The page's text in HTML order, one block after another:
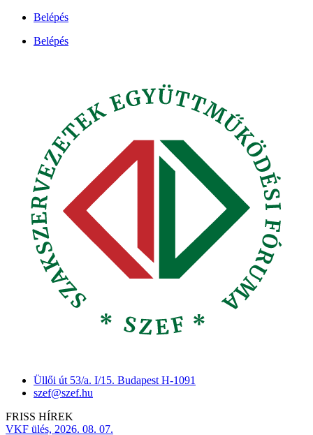
Ugrás
tartalomhoz
Belépés
Belépés
Üllői út 53/a. I/15. Budapest H-1091
szef@szef.hu
FRISS HÍREK
VKF ülés, 2026. 08. 07.